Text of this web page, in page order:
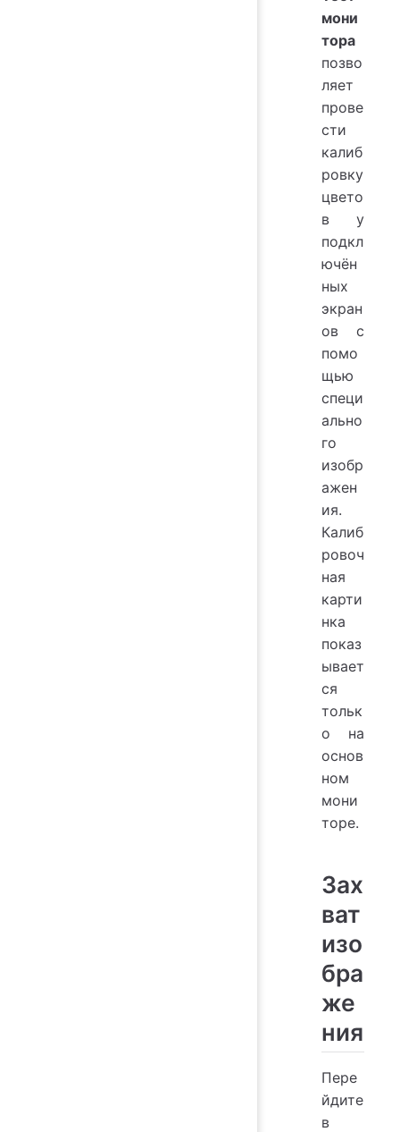
мони
тора
позво
ляет
прове
сти
калиб
ровку
цвето
в у
подкл
ючён
ных
экран
ов с
помо
щью
специ
ально
го
изобр
ажен
ия.
Калиб
ровоч
ная
карти
нка
показ
ывает
ся
тольк
о на
основ
ном
мони
торе.
Зах
ват
изо
бра
же
ния
Пере
йдите
в